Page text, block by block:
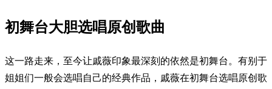
初舞台大胆选唱原创歌曲
这一路走来，至今让戚薇印象最深刻的依然是初舞台。有别于
姐姐们一般会选唱自己的经典作品，戚薇在初舞台选唱原创歌